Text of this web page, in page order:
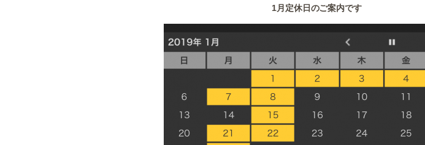
1月定休日のご案内です